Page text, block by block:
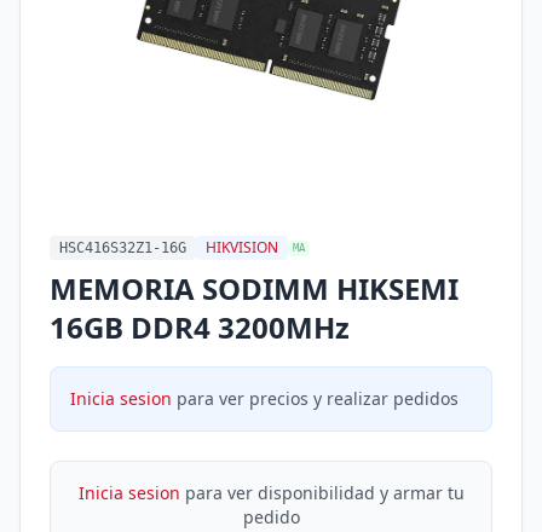
HSC416S32Z1-16G HIKVISION MA
MEMORIA SODIMM HIKSEMI
16GB DDR4 3200MHz
Inicia sesion para ver precios y realizar pedidos
Inicia sesion para ver disponibilidad y armar tu
pedido